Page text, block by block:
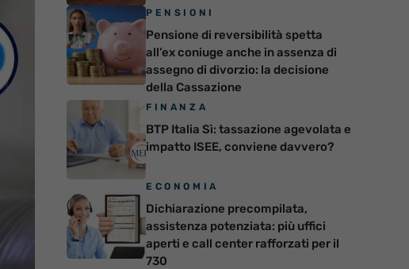
PENSIONI
Pensione di reversibilità spetta
all’ex coniuge anche in assenza di
assegno di divorzio: la decisione
della Cassazione
FINANZA
BTP Italia Sì: tassazione agevolata e
impatto ISEE, conviene davvero?
ECONOMIA
Dichiarazione precompilata,
assistenza potenziata: più uffici
aperti e call center rafforzati per il
730